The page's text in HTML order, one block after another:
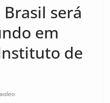
será
em
de